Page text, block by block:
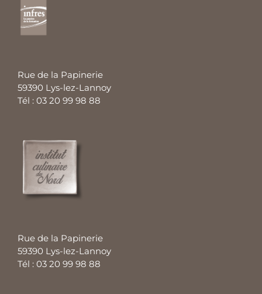
Rue de la Papinerie
59390 Lys-lez-Lannoy
Tél : 03 20 99 98 88
Rue de la Papinerie
59390 Lys-lez-Lannoy
Tél : 03 20 99 98 88